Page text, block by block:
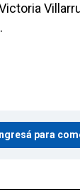
Ingresá para